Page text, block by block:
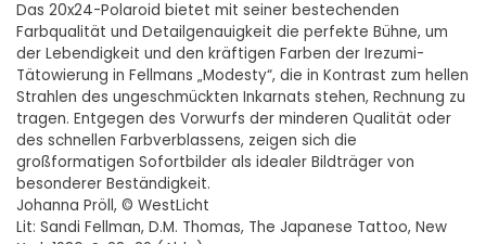
Das 20x24-Polaroid bietet mit seiner bestechenden
Farbqualität und Detailgenauigkeit die perfekte Bühne, um
der Lebendigkeit und den kräftigen Farben der Irezumi-
Tätowierung in Fellmans „Modesty“, die in Kontrast zum hellen
Strahlen des ungeschmückten Inkarnats stehen, Rechnung zu
tragen. Entgegen des Vorwurfs der minderen Qualität oder
des schnellen Farbverblassens, zeigen sich die
großformatigen Sofortbilder als idealer Bildträger von
besonderer Beständigkeit.
Johanna Pröll, © WestLicht
Lit: Sandi Fellman, D.M. Thomas, The Japanese Tattoo, New